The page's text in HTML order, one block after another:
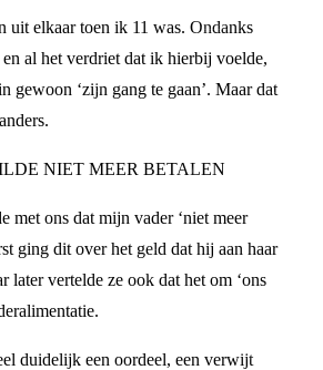
uit elkaar toen ik 11 was. Ondanks
al het verdriet dat ik hierbij voelde,
gewoon ‘zijn gang te gaan’. Maar dat
NIET MEER BETALEN
met ons dat mijn vader ‘niet meer
ging dit over het geld dat hij aan haar
later vertelde ze ook dat het om ‘ons
duidelijk een oordeel, een verwijt